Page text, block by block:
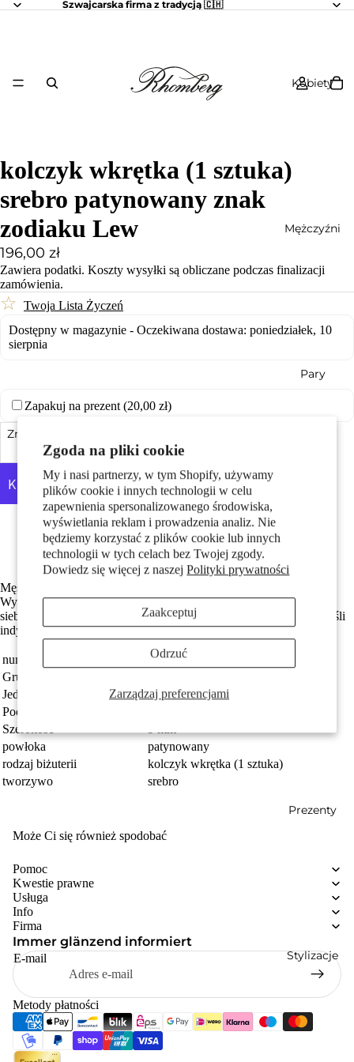
Zgoda na pliki cookie
My i nasi partnerzy, w tym Shopify, używamy
plików cookie i innych technologii w celu
zapewnienia spersonalizowanego środowiska,
wyświetlania reklam i prowadzenia analiz. Nie
będziemy korzystać z plików cookie lub innych
technologii w tych celach bez Twojej zgody.
Dowiedz się więcej z naszejPolityki prywatności
Zarządzaj preferencjami
Zaakceptuj
Odrzuć
Szwajcarska firma z tradycją 🇨🇭
Kobiety
Mężczyźni
Pary
Motywy
Prezenty
Stylizacje
kolczyk wkrętka (1 sztuka)
srebro patynowany znak
zodiaku Lew
196,00 zł
Zawiera podatki. Koszty wysyłki są obliczane podczas finalizacji
zamówienia.
☆ Twoja Lista Życzeń
Dostępny w magazynie - Oczekiwana dostawa: poniedziałek, 10
sierpnia
Zapakuj na prezent (20,00 zł)
Zmniejsz ilość
Zwiększ ilość
Więcej opcji płatności
Made in Germany
Srebro próby 925 z próbą 925
Męski kolczyk do ucha w kształcie lwa – znaku zodiaku Lwa.
Wykonany ze srebra, wyjątkowy i stylowy dodatek dla pewnych
siebie mężczyzn. Doskonały na co dzień i specjalne okazje, podkreśli
indywidualny charakter i siłę noszącego.
numer zamówienia
118395
Grupa docelowa
Jednostka
sztuka
Pochodzenie
Szerokość
powłoka
patynowany
rodzaj biżuterii
kolczyk wkrętka (1 sztuka)
tworzywo
srebro
Może Ci się również spodobać
Pomoc
Kwestie prawne
Usługa
Info
Firma
Immer glänzend informiert
E-mail
Metody płatności